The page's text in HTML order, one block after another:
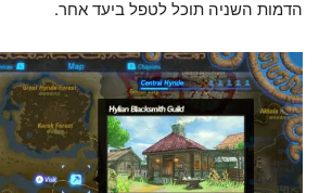
הדמות השניה תוכל לטפל ביעד אחר.